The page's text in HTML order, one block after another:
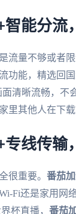
智能分流
流量不够或者限
功能，精选回
清晰流畅，不
里其他人在下
专线传输
很重要。 番茄
Fi还是家用网
杯直播， 番茄